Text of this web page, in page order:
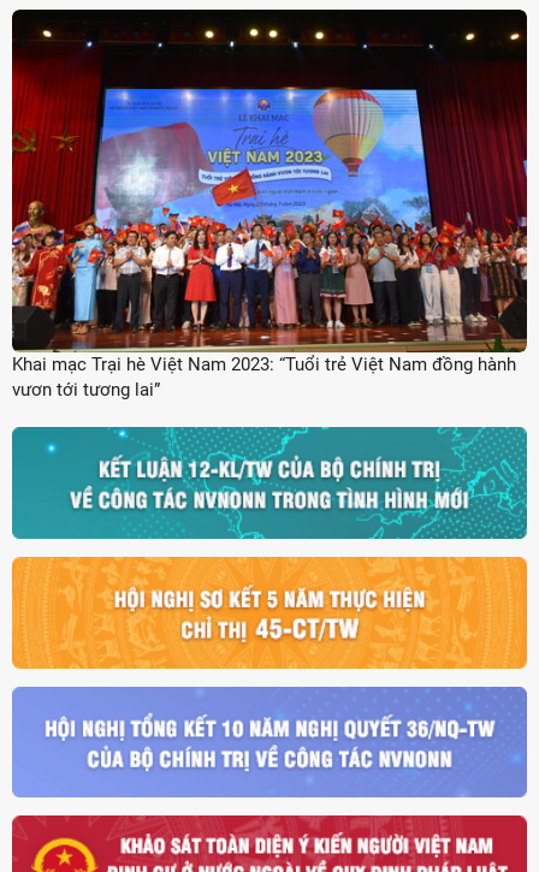
Khai mạc Trại hè Việt Nam 2023: “Tuổi trẻ Việt Nam đồng hành
vươn tới tương lai”